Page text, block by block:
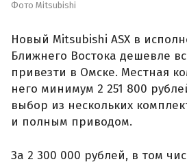
Фото Mitsubishi
Новый Mitsubishi ASX в
Ближнего Востока дешевле
привезти в Омске. Местная
него минимум 2 251 800
выбор из нескольких
и полным приводом.
За 2 300 000 рублей, в том